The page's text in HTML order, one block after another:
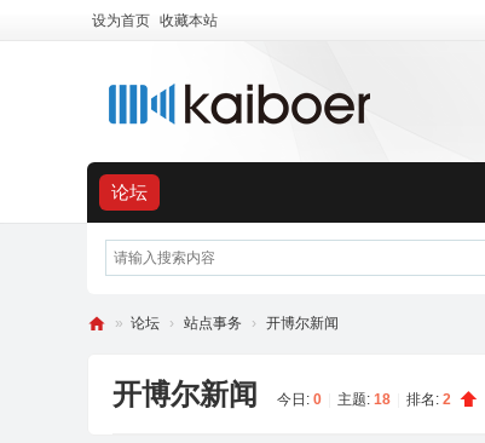
设为首页 收藏本站
论坛
» 论坛 › 站点事务 › 开博尔新闻
开博尔新闻 今日: 0 主题: 18 排名: 2